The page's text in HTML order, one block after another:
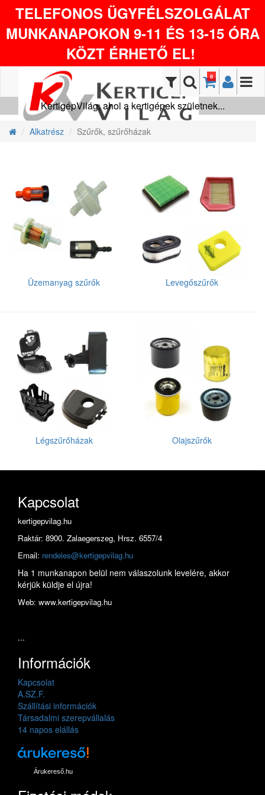
TELEFONOS ÜGYFÉLSZOLGÁLAT
MUNKANAPOKON 9-11 ÉS 13-15 ÓRA
KÖZT ÉRHETŐ EL!
0
KertigépVilág, ahol a kertigépek születnek...
Alkatrész Szűrők, szűrőházak
Üzemanyag szűrők Levegőszűrők
Légszűrőházak Olajszűrők
Kapcsolat
kertigepvilag.hu
Raktár: 8900. Zalaegerszeg, Hrsz. 6557/4
Email: rendeles@kertigepvilag.hu
Ha 1 munkanapon belül nem válaszolunk levelére, akkor
kérjük küldje el újra!
Web: www.kertigepvilag.hu
...
Információk
Kapcsolat
A.SZ.F.
Szállítási információk
Társadalmi szerepvállalás
14 napos elállás
Árukereső.hu